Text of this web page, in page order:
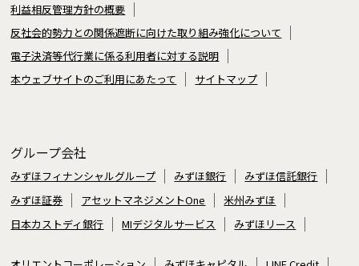
利益相反管理方針の概要
反社会的勢力との関係遮断に向けた取り組み強化について
電子決済等代行業に係る利用者に対する説明
本ウェブサイトのご利用にあたって
サイトマップ
グループ会社
みずほフィナンシャルグループ みずほ銀行
みずほ信託銀行
みずほ証券
アセットマネジメントOne
米州みずほ
日本カストディ銀行
MIデジタルサービス みずほリース